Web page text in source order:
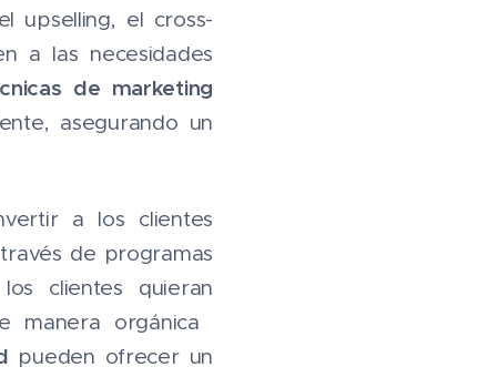
upselling, el cross-
a las necesidades
de marketing
asegurando un
a los clientes
de programas
clientes quieran
manera orgánica
pueden ofrecer un